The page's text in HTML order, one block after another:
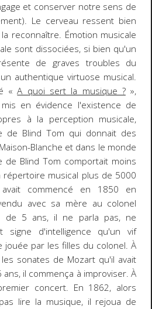
et conserver notre sens de
Le cerveau ressent bien
reconnaître. Émotion musicale
sont dissociées, si bien qu'un
de graves troubles du
authentique virtuose musical.
«A quoi sert la musique ?»,
en évidence l'existence de
à la perception musicale,
de Blind Tom qui donnait des
Blanche et dans le monde
de Blind Tom comportait moins
musical plus de 5000
commencé en 1850 en
avec sa mère au colonel
de 5 ans, il ne parla pas, ne
signe d'intelligence qu'un vif
jouée par les filles du colonel. À
sonates de Mozart qu'il avait
il commença à improviser. À
concert. En 1862, alors
lire la musique, il rejoua de